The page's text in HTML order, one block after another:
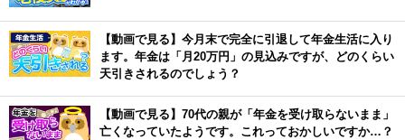
【動画で見る】今月末で完全に引退して年金生活に入り
ます。年金は「月20万円」の見込みですが、どのくらい
天引きされるのでしょう？
【動画で見る】70代の親が「年金を受け取らないまま」
亡くなっていたようです。これっておかしいですか…？